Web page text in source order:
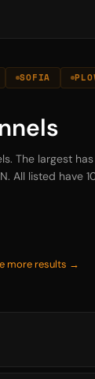
SOFIA
The largest
All listed
more results →